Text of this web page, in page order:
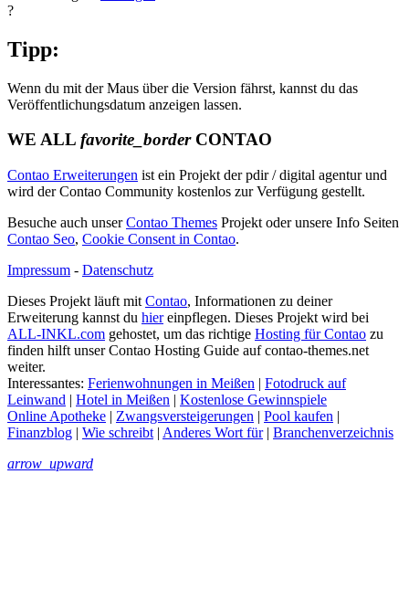
?
Tipp:
Wenn du mit der Maus über die Version fährst, kannst du das
Veröffentlichungsdatum anzeigen lassen.
WE ALL favorite_borderCONTAO
Contao Erweiterungen ist ein Projekt der pdir / digital agentur und
wird der Contao Community kostenlos zur Verfügung gestellt.
Besuche auch unserContao Themes Projekt oder unsere Info Seiten
Contao Seo, Cookie Consent in Contao.
Impressum - Datenschutz
Dieses Projekt läuft mit Contao, Informationen zu deiner
Erweiterung kannst du hiereinpflegen. Dieses Projekt wird bei
ALL-INKL.com gehostet, um das richtige Hosting für Contao zu
finden hilft unser Contao Hosting Guide auf contao-themes.net
weiter.
Interessantes: Ferienwohnungen in Meißen | Fotodruck auf
Leinwand | Hotel in Meißen | Kostenlose Gewinnspiele
Online Apotheke | Zwangsversteigerungen | Pool kaufen |
Finanzblog | Wie schreibt | Anderes Wort für| Branchenverzeichnis
arrow_upward